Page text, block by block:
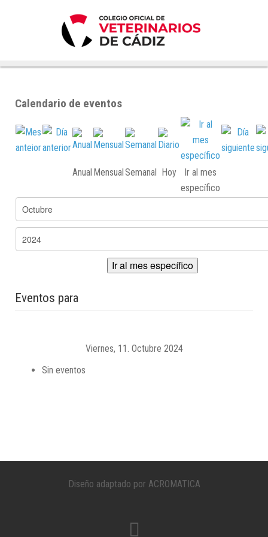
Calendario de eventos
Anual MensualSemanal Hoy
Ir al mes
específico
Ir al mes específico
Eventos para
Viernes, 11. Octubre 2024
Sin eventos
Diseño adaptado por ACROMATICA